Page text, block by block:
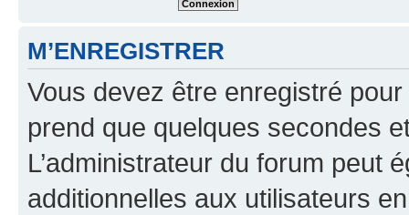
M’ENREGISTRER
Vous devez être enregistré
prend que quelques secondes
L’administrateur du forum peut
additionnelles aux utilisateurs